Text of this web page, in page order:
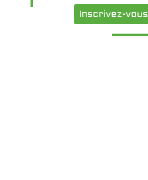
Inscrivez-vous